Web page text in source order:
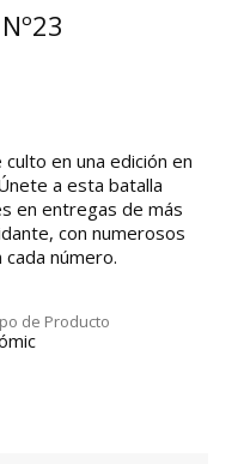
en una edición en
a esta batalla
en entregas de más
con numerosos
número.
de Producto